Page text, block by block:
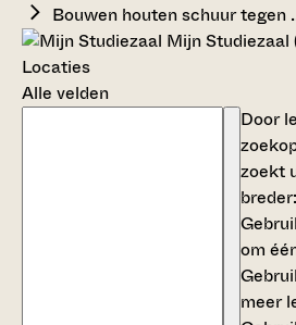
Bouwen houten schuur tegen
Mijn Studiezaal
Locaties
Alle velden
Door
zoekt
breder:
om
meer